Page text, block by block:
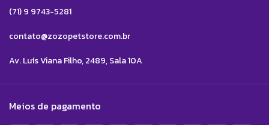
(71) 9 9743-5281
contato@zozopetstore.com.br
Av. Luís Viana Filho, 2489, Sala 10A
Meios de pagamento